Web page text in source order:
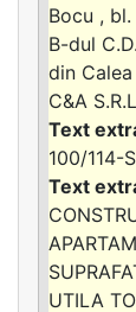
Bocu ,
B-dul
din Calea
C&A
100/114-
UTILA